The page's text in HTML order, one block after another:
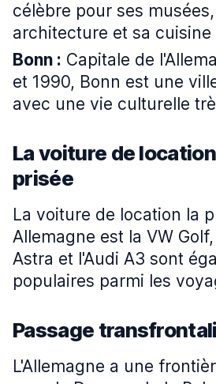
célèbre pour ses
architecture et sa cuisine
Bonn : Capitale de
et 1990, Bonn est une
avec une vie culturelle
La voiture de
prisée
La voiture de location la
Allemagne est la VW
Astra et l'Audi A3 sont
populaires parmi les
Passage
L'Allemagne a une